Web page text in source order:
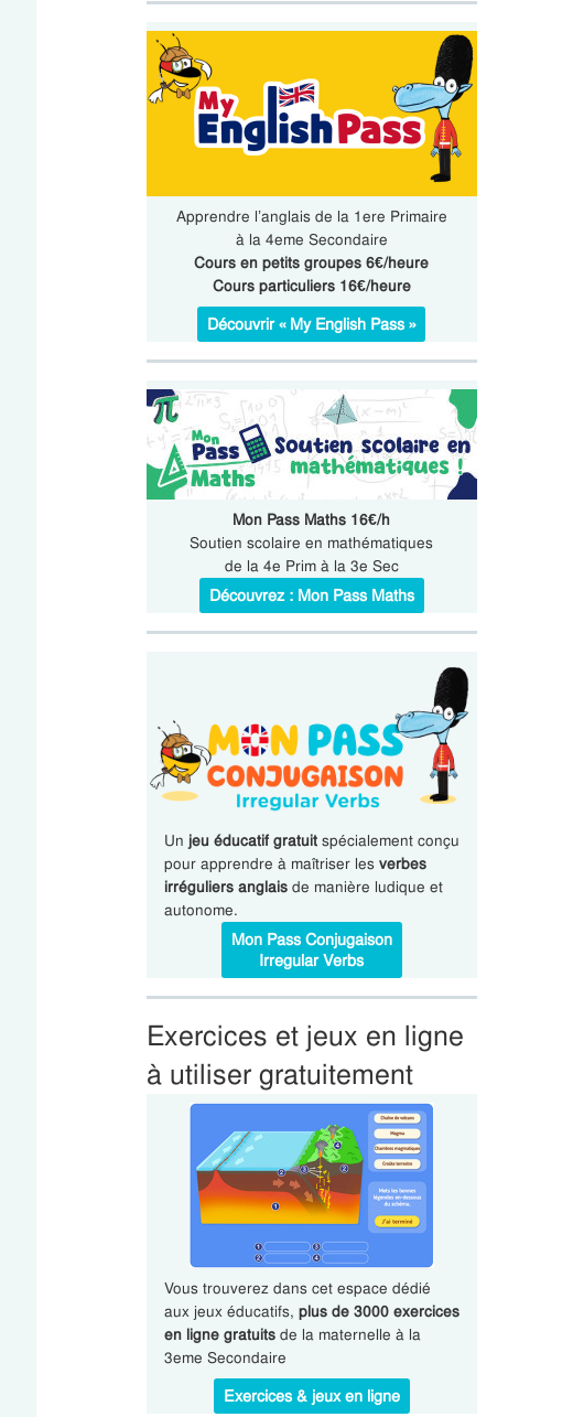
Apprendre l’anglais de la 1ere Primaire
à la 4eme Secondaire
Cours en petits groupes 6€/heure
Cours particuliers 16€/heure
Découvrir « My English Pass »
Mon Pass Maths 16€/h
Soutien scolaire en mathématiques
de la 4e Prim à la 3e Sec
Découvrez : Mon Pass Maths
Un jeu éducatif gratuitspécialement conçu
pour apprendre à maîtriser les verbes
irréguliers anglaisde manière ludique et
autonome.
Mon Pass Conjugaison
Irregular Verbs
Exercices et jeux en ligne
à utiliser gratuitement
Vous trouverez dans cet espace dédié
aux jeux éducatifs, plus de 3000 exercices
en ligne gratuitsde la maternelle à la
3eme Secondaire
Exercices & jeux en ligne